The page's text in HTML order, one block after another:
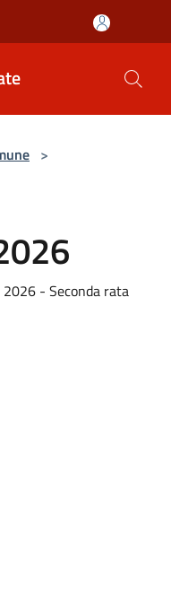
>
- Seconda rata